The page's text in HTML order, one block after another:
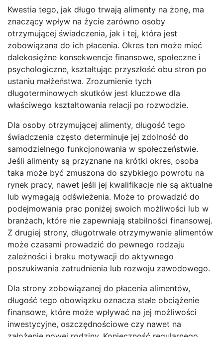
Kwestia tego, jak długo trwają alimenty na żonę, ma
znaczący wpływ na życie zarówno osoby
otrzymującej świadczenia, jak i tej, która jest
zobowiązana do ich płacenia. Okres ten może mieć
dalekosiężne konsekwencje finansowe, społeczne i
psychologiczne, kształtując przyszłość obu stron po
ustaniu małżeństwa. Zrozumienie tych
długoterminowych skutków jest kluczowe dla
właściwego kształtowania relacji po rozwodzie.
Dla osoby otrzymującej alimenty, długość tego
świadczenia często determinuje jej zdolność do
samodzielnego funkcjonowania w społeczeństwie.
Jeśli alimenty są przyznane na krótki okres, osoba
taka może być zmuszona do szybkiego powrotu na
rynek pracy, nawet jeśli jej kwalifikacje nie są aktualne
lub wymagają odświeżenia. Może to prowadzić do
podejmowania prac poniżej swoich możliwości lub w
branżach, które nie zapewniają stabilności finansowej.
Z drugiej strony, długotrwałe otrzymywanie alimentów
może czasami prowadzić do pewnego rodzaju
zależności i braku motywacji do aktywnego
poszukiwania zatrudnienia lub rozwoju zawodowego.
Dla strony zobowiązanej do płacenia alimentów,
długość tego obowiązku oznacza stałe obciążenie
finansowe, które może wpływać na jej możliwości
inwestycyjne, oszczędnościowe czy nawet na